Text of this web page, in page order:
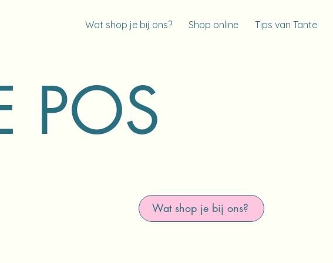
Wat shop je bij ons? Shop online Tips van Tante
POS
Wat shop je bij ons?